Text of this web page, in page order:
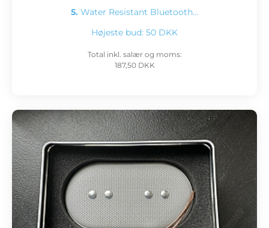
5. Water Resistant Bluetooth…
Højeste bud: 50 DKK
Total inkl. salær og moms:
187,50 DKK